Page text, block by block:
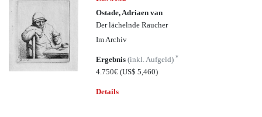
Ostade, Adriaen van
Der lächelnde Raucher
Im Archiv
Ergebnis(inkl. Aufgeld)*
4.750€(US$ 5,460)
Details